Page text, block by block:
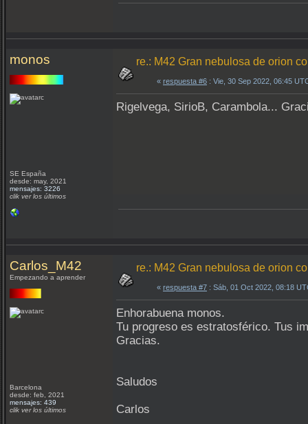
monos
SE España
desde: may, 2021
mensajes: 3226
clik ver los últimos
re.: M42 Gran nebulosa de orion
« respuesta #6 : Vie, 30 Sep 2022, 06:45
Rigelvega, SirioB, Carambola...
Carlos_M42
Empezando a aprender
Barcelona
desde: feb, 2021
mensajes: 439
clik ver los últimos
re.: M42 Gran nebulosa de orion
« respuesta #7 : Sáb, 01 Oct 2022, 08:18
Enhorabuena monos.
Tu progreso es estratosférico. Tus
Gracias.
Saludos
Carlos